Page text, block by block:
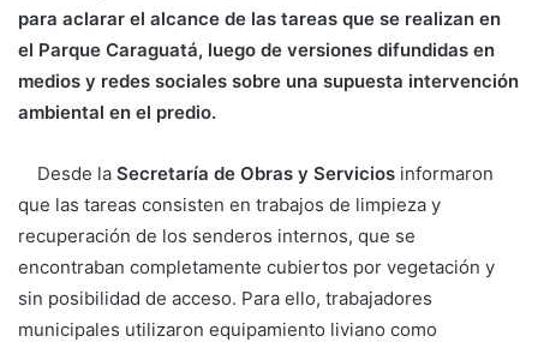
para aclarar el alcance de las tareas que se realizan en
el Parque Caraguatá, luego de versiones difundidas en
medios y redes sociales sobre una supuesta intervención
ambiental en el predio.
Desde la Secretaría de Obras y Servicios informaron
que las tareas consisten en trabajos de limpieza y
recuperación de los senderos internos, que se
encontraban completamente cubiertos por vegetación y
sin posibilidad de acceso. Para ello, trabajadores
municipales utilizaron equipamiento liviano como